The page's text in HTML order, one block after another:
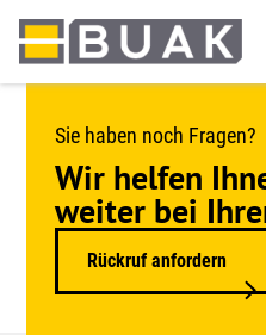
Springe
zum
Sie haben noch Fragen?
Wir helfen
weiter bei
Rückruf anfordern